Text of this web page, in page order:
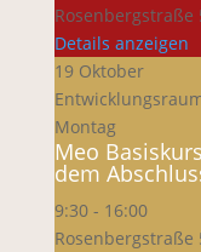
Rosenbergstraße
Details anzeigen
19 Oktober
Montag
Meo
dem
9:30- 16:00
Rosenbergstraße